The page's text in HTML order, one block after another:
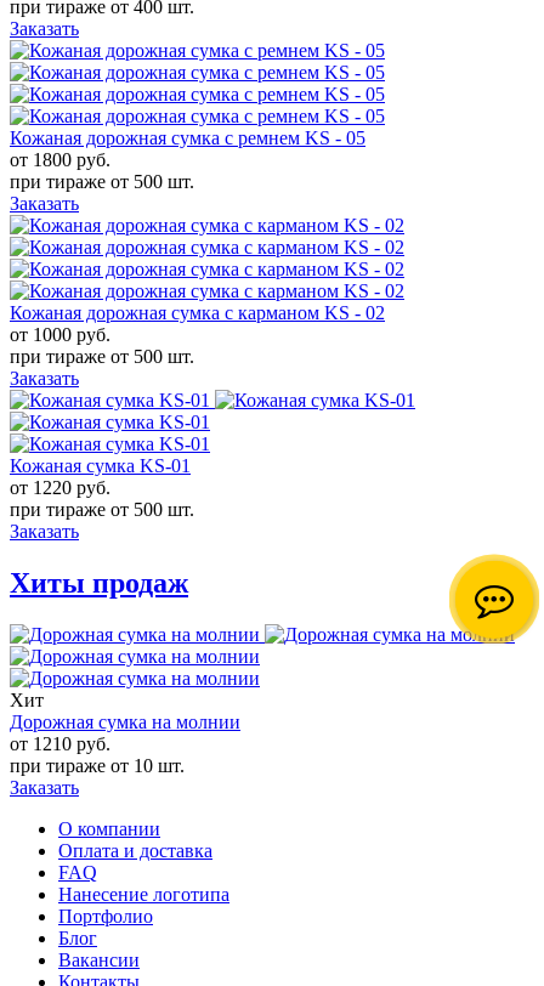
при тираже от 400 шт.
Заказать
Кожаная дорожная сумка с ремнем KS - 05
от 1800 руб.
при тираже от 500 шт.
Заказать
Кожаная дорожная сумка с карманом KS - 02
от 1000 руб.
при тираже от 500 шт.
Заказать
Кожаная сумка KS-01
от 1220 руб.
при тираже от 500 шт.
Заказать
Хиты продаж
Хит
Дорожная сумка на молнии
от 1210 руб.
при тираже от 10 шт.
Заказать
О компании
Оплата и доставка
FAQ
Нанесение логотипа
Портфолио
Блог
Вакансии
Контакты